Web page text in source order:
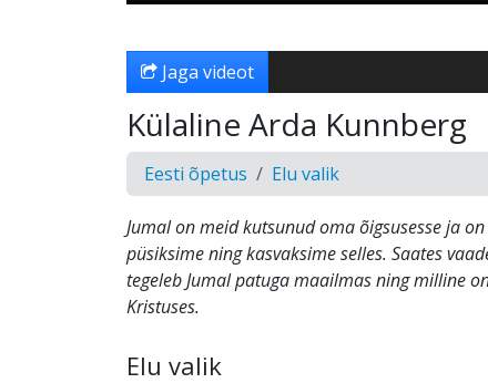
Jaga videot
Külaline Arda Kunnberg
Eesti õpetus Elu valik
Jumal on meid kutsunud oma õigsusesse ja
püsiksime ning kasvaksime selles. Saates
tegeleb Jumal patuga maailmas ning milline
Kristuses.
Elu valik